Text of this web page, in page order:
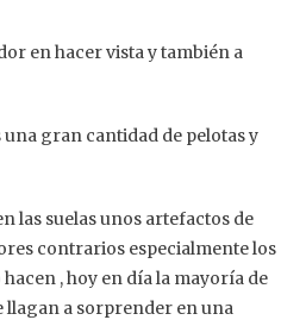
en hacer vista y también a
gran cantidad de pelotas y
las suelas unos artefactos de
contrarios especialmente los
, hoy en día la mayoría de
llagan a sorprender en una